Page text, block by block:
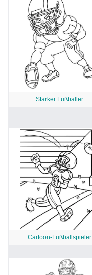
Starker Fußballer
Cartoon-Fußballspieler